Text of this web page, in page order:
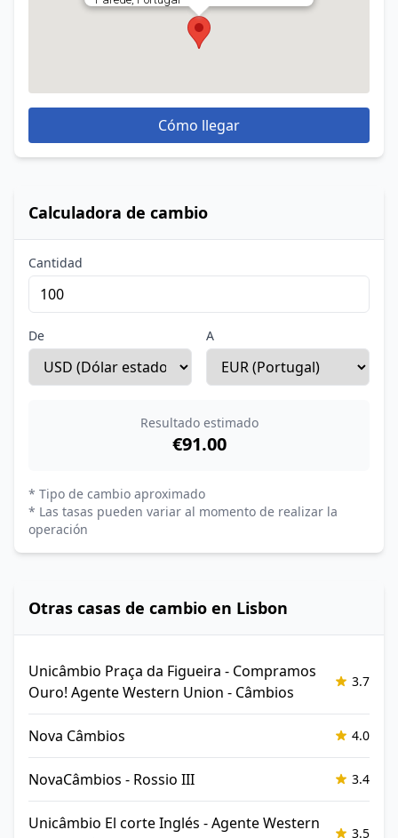
Cómo llegar
Calculadora de cambio
Cantidad
De A
Resultado estimado
€91.00
* Tipo de cambio aproximado
* Las tasas pueden variar al momento de realizar la
operación
Otras casas de cambio en Lisbon
Unicâmbio Praça da Figueira - Compramos
Ouro! Agente Western Union - Câmbios
3.7
Nova Câmbios 4.0
NovaCâmbios - Rossio III 3.4
Unicâmbio El corte Inglés - Agente Western
3.5